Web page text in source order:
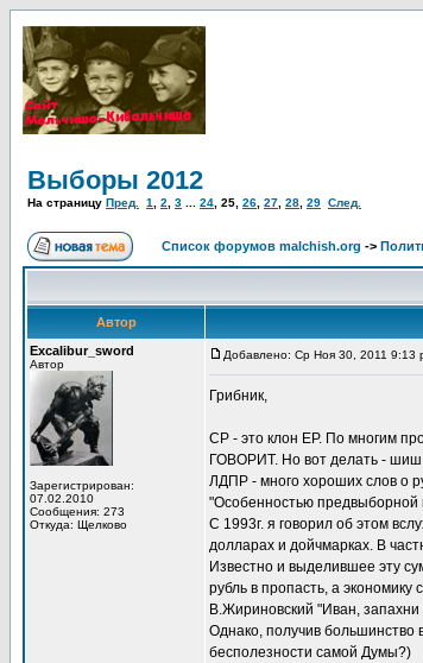
Выборы 2012
На страницу Пред. 1 2 3 24 25 26 27 28 29 След.
Список форумов malchish.org ->
Автор
Excalibur_sword
Автор
Зарегистрирован:
07.02.2010
Сообщения: 273
Откуда: Щелково
Добавлено: Ср Ноя 30, 2011 9:13
Грибник,
СР - это клон ЕР. По многим
ГОВОРИТ. Но вот делать -
ЛДПР - много хороших слов о
"Особенностью предвыборной
С 1993г. я говорил об этом
долларах и дойчмарках. В
Известно и выделившее эту
рубль в пропасть, а экономику
В.Жириновский "Иван, запахни
Однако, получив большинство
бесполезности самой Думы?)